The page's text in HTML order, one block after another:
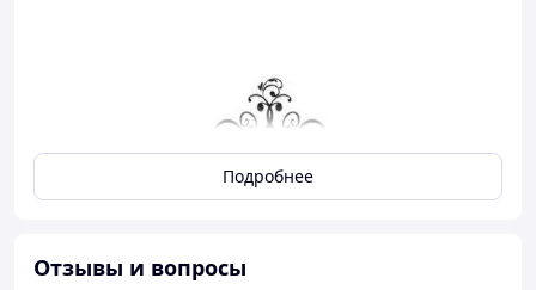
Подробнее
Отзывы и вопросы